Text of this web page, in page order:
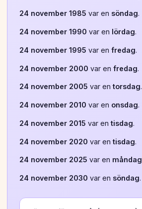
24 november 1985 var en söndag.
24 november 1990 var en lördag.
24 november 1995 var en fredag.
24 november 2000 var en fredag.
24 november 2005 var en torsdag.
24 november 2010 var en onsdag.
24 november 2015 var en tisdag.
24 november 2020 var entisdag.
24 november 2025 var en måndag
24 november 2030 var en söndag.